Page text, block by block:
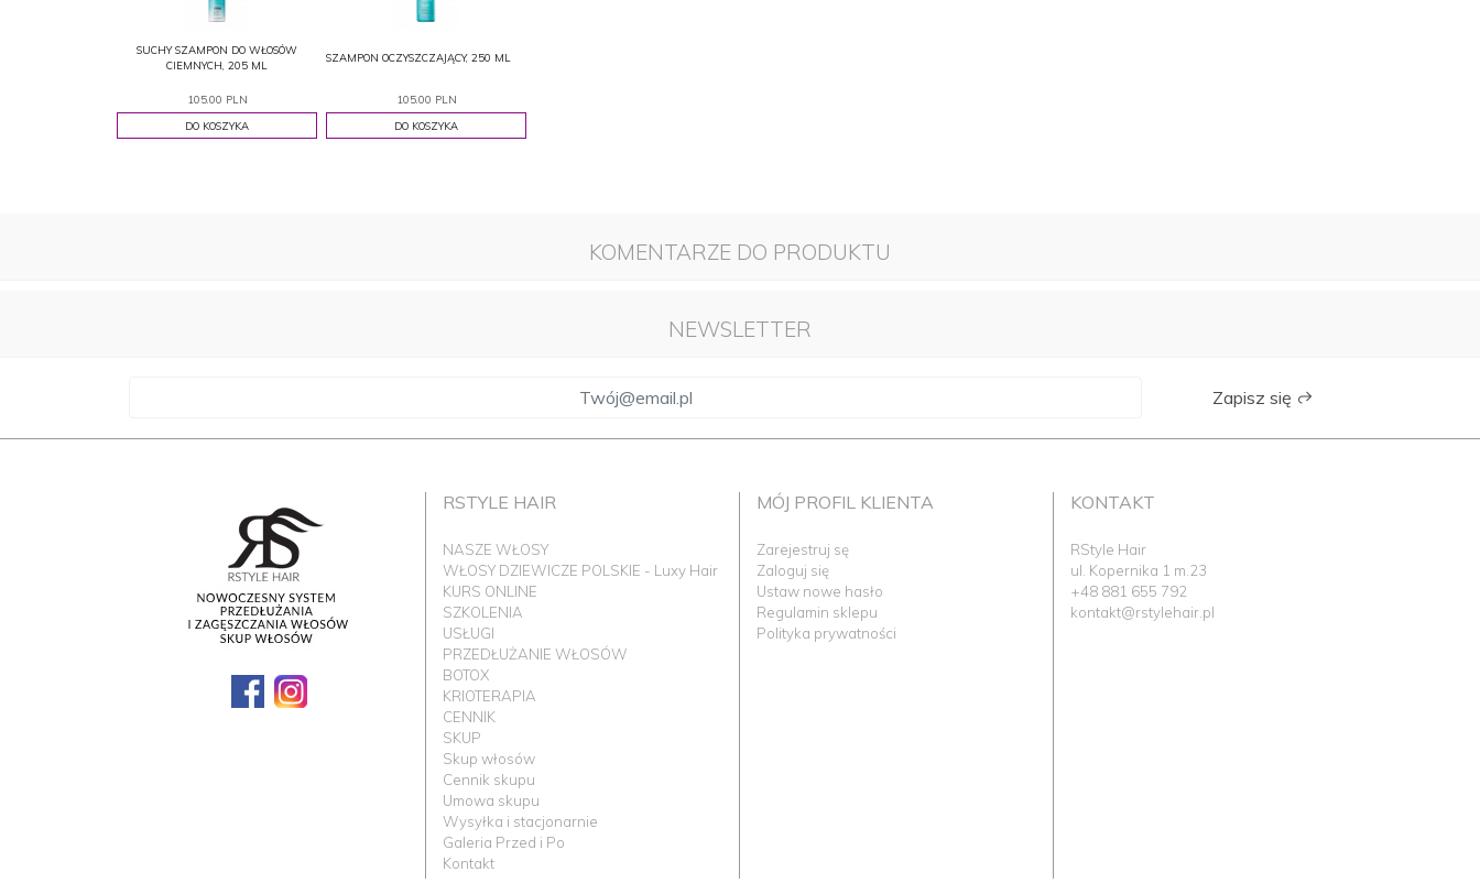
SUCHY SZAMPON DO WŁOSÓW
CIEMNYCH, 205 ML
105.00 PLN
DO KOSZYKA
SZAMPON OCZYSZCZAJĄCY, 250 ML
105.00 PLN
DO KOSZYKA
KOMENTARZE DO PRODUKTU
NEWSLETTER
Zapisz się
RSTYLE HAIR
NASZE WŁOSY
WŁOSY DZIEWICZE POLSKIE - Luxy Hair
KURS ONLINE
SZKOLENIA
USŁUGI
PRZEDŁUŻANIE WŁOSÓW
BOTOX
KRIOTERAPIA
CENNIK
SKUP
Skup włosów
Cennik skupu
Umowa skupu
Wysyłka i stacjonarnie
Galeria Przed i Po
Kontakt
MÓJ PROFIL KLIENTA
Zarejestruj sę
Zaloguj się
Ustaw nowe hasło
Regulamin sklepu
Polityka prywatności
KONTAKT
RStyle Hair
ul. Kopernika 1 m.23
+48 881 655 792
kontakt@rstylehair.pl